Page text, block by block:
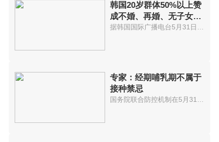
韩国20岁群体50%以上赞
成不婚、再婚、无子女婚
姻
专家：经期哺乳期不属于
接种禁忌